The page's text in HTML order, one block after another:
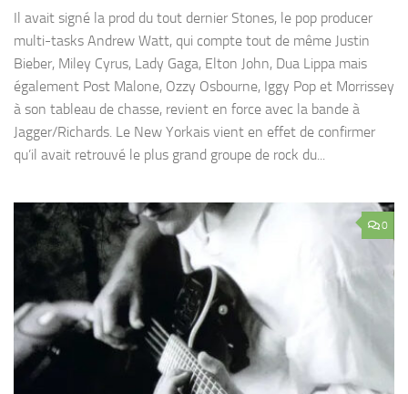
Il avait signé la prod du tout dernier Stones, le pop producer
multi-tasks Andrew Watt, qui compte tout de même Justin
Bieber, Miley Cyrus, Lady Gaga, Elton John, Dua Lippa mais
également Post Malone, Ozzy Osbourne, Iggy Pop et Morrissey
à son tableau de chasse, revient en force avec la bande à
Jagger/Richards. Le New Yorkais vient en effet de confirmer
qu’il avait retrouvé le plus grand groupe de rock du...
0